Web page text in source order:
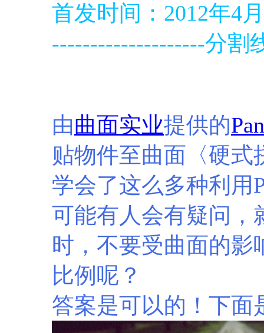
首发时间：2012年4
--------------------分割
由曲面实业提供的
贴物件至曲面〈硬式
学会了这么多种利用
可能有人会有疑问，
时，不要受曲面的影
比例呢？
答案是可以的！ 下面